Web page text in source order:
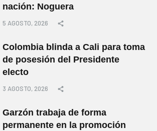
nación: Noguera
5 AGOSTO, 2026
Colombia blinda a Cali para toma
de posesión del Presidente
electo
3 AGOSTO, 2026
Garzón trabaja de forma
permanente en la promoción